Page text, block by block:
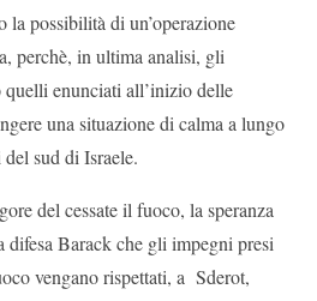
la possibilità di un’operazione
perchè, in ultima analisi, gli
enunciati all’inizio delle
una situazione di calma a lungo
sud di Israele.
del cessate il fuoco, la speranza
difesa Barack che gli impegni presi
vengano rispettati, a Sderot,